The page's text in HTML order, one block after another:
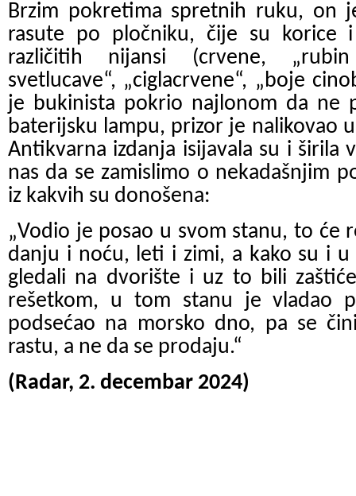
Brzim pokretima spretnih ruku, on
rasute po pločniku, čije su korice
različitih nijansi (crvene, „rubin
svetlucave“, „ciglacrvene“, „boje
je bukinista pokrio najlonom da ne
baterijsku lampu, prizor je nalikovao
Antikvarna izdanja isijavala su i širila
nas da se zamislimo o nekadašnjim
iz kakvih su donošena:
„Vodio je posao u svom stanu, to će
danju i noću, leti i zimi, a kako su i
gledali na dvorište i uz to bili
rešetkom, u tom stanu je vladao
podsećao na morsko dno, pa se
rastu, a ne da se prodaju.“
(Radar, 2. decembar 2024)